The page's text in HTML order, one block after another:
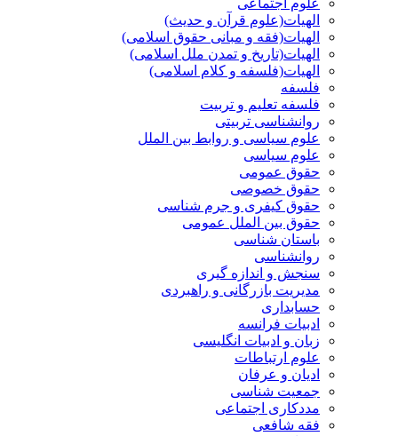
الهیات(علوم قرآن و حدیث)
الهیات(فقه و مبانی حقوق اسلامی)
الهیات(تاریخ و تمدن ملل اسلامی)
الهیات(فلسفه و کلام اسلامی)
فلسفه
فلسفه تعلیم و تربیت
روانشناسی تربیتی
علوم سیاسی و روابط بین الملل
علوم سیاسی
حقوق عمومی
حقوق خصوصی
حقوق کیفری و جرم شناسی
حقوق بین الملل عمومی
باستان شناسی
روانشناسی
سنجش و اندازه گیری
مدیریت بازرگانی و راهبردی
حسابداری
ادبیات فرانسه
زبان و ادبیات انگلیسی
علوم ارتباطات
ادیان و عرفان
جمعیت شناسی
مددکاری اجتماعی
فقه شافعی